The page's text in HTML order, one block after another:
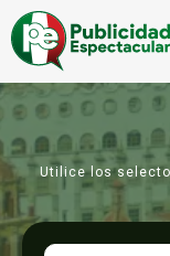
Utilice los